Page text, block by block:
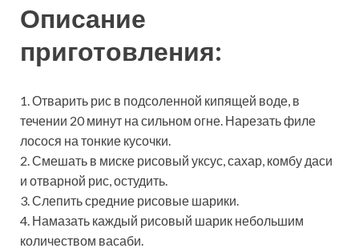
Описание
приготовления:
1. Отварить рис в подсоленной кипящей воде, в
течении 20 минут на сильном огне. Нарезать филе
лосося на тонкие кусочки.
2. Смешать в миске рисовый уксус, сахар, комбу даси
и отварной рис, остудить.
3. Слепить средние рисовые шарики.
4. Намазать каждый рисовый шарик небольшим
количеством васаби.